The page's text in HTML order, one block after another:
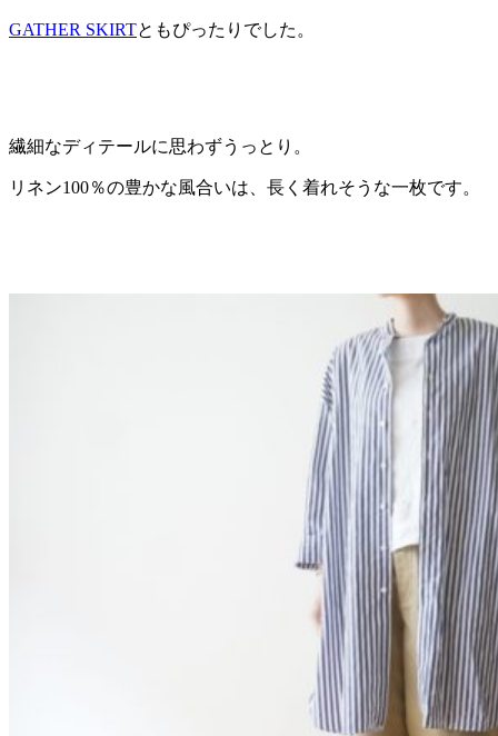
GATHER SKIRTともぴったりでした。
繊細なディテールに思わずうっとり。
リネン100％の豊かな風合いは、長く着れそうな一枚です。